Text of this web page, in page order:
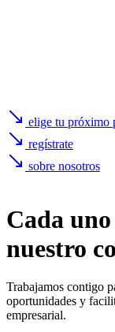
elige tu próximo
regístrate
sobre nosotros
Cada
nuestro
Trabajamos contigo
oportunidades y
empresarial.